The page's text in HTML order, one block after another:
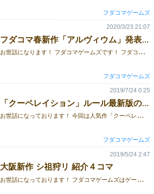
フダコマゲームズ
フダコマ春新作「アルヴィウム」発表！＆予約受付開始！
お
世話になります！ フダコマゲームズです！ フダコマゲームズはゲームマーケット春に 新作「アルヴィウム」をリリースします！！ 今回は新作の内容をちょっとだけお知らせします。 このゲームは、各プレイヤーが自分に配られたシートにいろいろ書き込む、「紙ペンゲーム」と呼ばれる類のものですが、 プレイヤー全員で各プレイヤーのシートを延々と回し書きする という他にはないユニークなルールを採用しています。 各プレイヤーは種族の長として、それぞれ異なる色を担当しています。 一面の雪原であったシートは、各プレイヤーの手で色彩豊かに書き込まれ、 山,湖,森,沼,砂漠,が入り乱れる新しい大地へと変わるのです！ 人気デザイナーたかみまことさんが描いた魅力ある種族たちがゲームの雰囲気を盛り上げます！ 「アルヴィウム」は、イベント限定価格２５００円にて頒布予定です。 こちらにて予約受付を開始しました。 ご予約された方には、〈PP加工済み厚紙ゲームシート５枚〉を特典としてお付けします。 このシートとボードマーカーがあれば、シート切れの心配はありません！ 詳しいゲーム内容は、今後少しずつ紹介していきます。 お楽しみに！
2020/3/23 21:07
フダコマゲームズ
「クーペレイション」ルール最新版の公開
お
世話になっております！ 今回は人気作「クーペレイション」についてのご連絡です。 昨年秋に発表した「クーペレイション」はこれまで大勢の方に遊んでいただき、 今なお順調な売れ行きを維持しております。 皆様ありがとうございます。 そんな「クーペレイション」ですが、ルールブックを刷新することにいたしました。 刷新にあたり、意見をくださった方々、ありがとうございます。 内容としては春に発表した第２版に同梱のものと変わりませんが、レイアウトを大幅に見直し、読みやすくしております。 具体的には、初回ゲームとして、フィニッシュカードを用いない簡易ルールをまずは一通り紹介し、 二回目以降のゲームとして、フィニッシュカードを用いた通常ルールを紹介しております。 （あくまでフィニッシュカードありが通常ルールという強気のスタイルは崩しません…！） お手数ですが、ご興味ある方は以下の最新版ルールをご確認ください。 クーペレイション_最新版ルール English Rulebook なお、既にこの最新版ルールは現在販売中の「クーペレイション」に同梱しておりますが、 印刷物については一部不明瞭な記述となっておりますので、以下２点を訂正させてください。 （上記リンク先のルールでは訂正済みです） [4.2.カードの配置/公開] 誤： ゲームに勝利するには、タワーに裏向きで配置されたカードをリザーブからの差し替えでタワーから除く必要があります。 正： ゲームに勝利するには、タワーに裏向きで配置されたカードをリザーブからの差し替えで除く行動が重要となります。 [5.ゲームの終了] 誤： カードをタワーの最上段以外に全て表向きで配置した状態で、カードを最上段に配置すれば、プレイヤー全員の勝利です。 正： カードをタワーの最上段以外に全て表向きで配置した状態で、カードを最上段に配置すれば、プレイヤー全員の勝利です。最上段には裏向きでカードを配置できません。 大変申し訳ございませんでした。 今後もフダコマゲームズをよろしくお願いいたします。
2019/7/24 0:25
フダコマゲームズ
大阪新作 シ祖狩リ 紹介４コマ
お
世話になっております！ フダコマゲームズはゲームマーケット2019春に出展します。 今回は大阪新作「シ祖狩リ」についてのご案内です。 「シ祖狩リ」については、既にこちらや、こちらにてゲーム紹介を投稿させていただいておりますが、 今回は、なんと弊所広報が紹介４コママンガを描いてくれました！ 是非ご覧いただき、気になった方はR21フダコマゲームズのブースへ！
2019/5/24 2:47